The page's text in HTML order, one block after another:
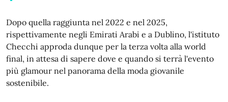
Dopo quella raggiunta nel 2022 e nel 2025,
rispettivamente negli Emirati Arabi e a Dublino, l'istituto
Checchi approda dunque per la terza volta alla world
final, in attesa di sapere dove e quando si terrà l'evento
più glamour nel panorama della moda giovanile
sostenibile.